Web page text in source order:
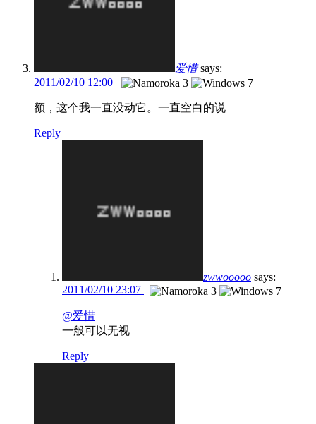
爱惜 says:
2011/02/10 12:00
额，这个我一直没动它。一直空白的说
Reply
zwwooooo says:
2011/02/10 23:07
@爱惜
一般可以无视
Reply